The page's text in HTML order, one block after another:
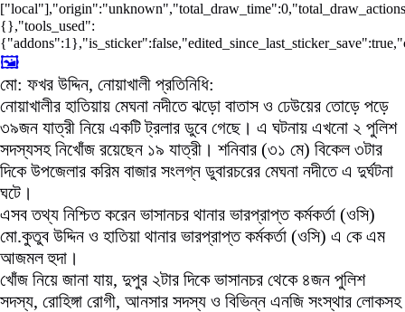
{},"tools_used":
🖼️
মো: ফখর উদ্দিন, নোয়াখালী প্রতিনিধি:
নোয়াখালীর হাতিয়ায় মেঘনা নদীতে ঝড়ো বাতাস ও ঢেউয়ের তোড়ে পড়ে
৩৯জন যাত্রী নিয়ে একটি ট্রলার ডুবে গেছে। এ ঘটনায় এখনো ২ পুলিশ
সদস্যসহ নিখোঁজ রয়েছেন ১৯ যাত্রী। শনিবার (৩১ মে) বিকেল ৩টার
দিকে উপজেলার করিম বাজার সংলগ্ন ডুবারচরের মেঘনা নদীতে এ দুর্ঘটনা
ঘটে।
এসব তথ্য নিশ্চিত করেন ভাসানচর থানার ভারপ্রাপ্ত কর্মকর্তা (ওসি)
মো.কুতুব উদ্দিন ও হাতিয়া থানার ভারপ্রাপ্ত কর্মকর্তা (ওসি) এ কে এম
আজমল হুদা।
খোঁজ নিয়ে জানা যায়, দুপুর ২টার দিকে ভাসানচর থেকে ৪জন পুলিশ
সদস্য, রোহিঙ্গা রোগী, আনসার সদস্য ও বিভিন্ন এনজি সংস্থার লোকসহ